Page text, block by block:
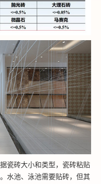
瓷砖大小和类型，瓷砖粘贴
水池、泳池需要贴砖，但其